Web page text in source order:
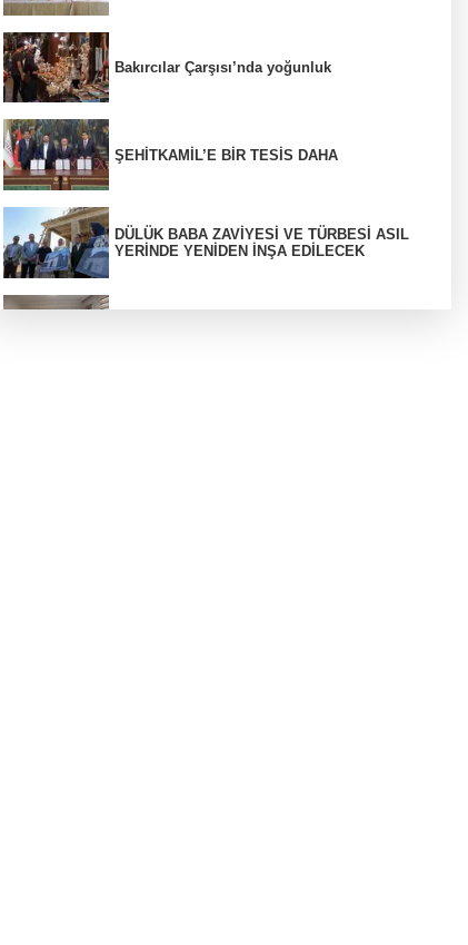
Bakırcılar Çarşısı’nda yoğunluk
ŞEHİTKAMİL’E BİR TESİS DAHA
DÜLÜK BABA ZAVİYESİ VE TÜRBESİ ASIL
YERİNDE YENİDEN İNŞA EDİLECEK